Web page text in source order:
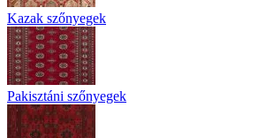
Kazak szőnyegek
Pakisztáni szőnyegek